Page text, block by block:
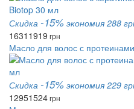
Скидка -15% экономия 288
1631 1919 грн
Масло для волос с
Скидка -15% экономия 229
12951524грн